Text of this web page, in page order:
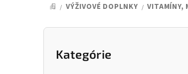
DOMOV
/ VÝŽIVOVÉ DOPLNKY / VITAMÍNY,
B
Preskočiť
kategórie
Kategórie